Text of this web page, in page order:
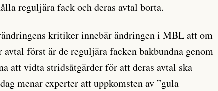
reguljära fack och deras avtal borta.
kritiker innebär ändringen i MBL att om
först är de reguljära facken bakbundna genom
att vidta stridsåtgärder för att deras avtal ska
menar experter att uppkomsten av ”gula